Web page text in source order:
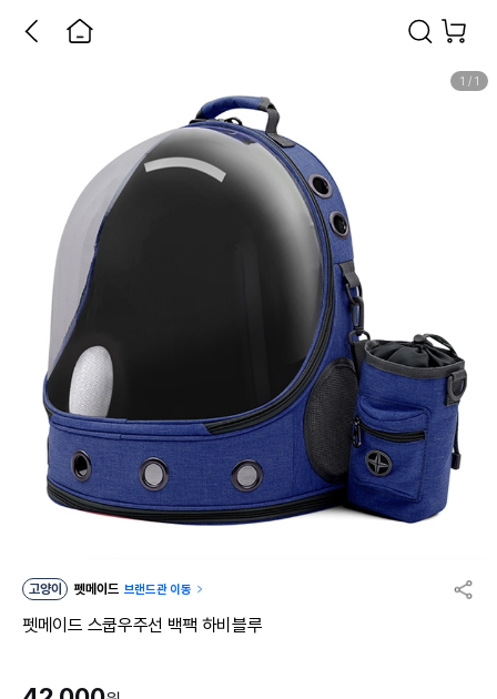
1 / 1
고양이 펫메이드 브랜드관 이동
펫메이드 스쿱우주선 백팩 하비블루